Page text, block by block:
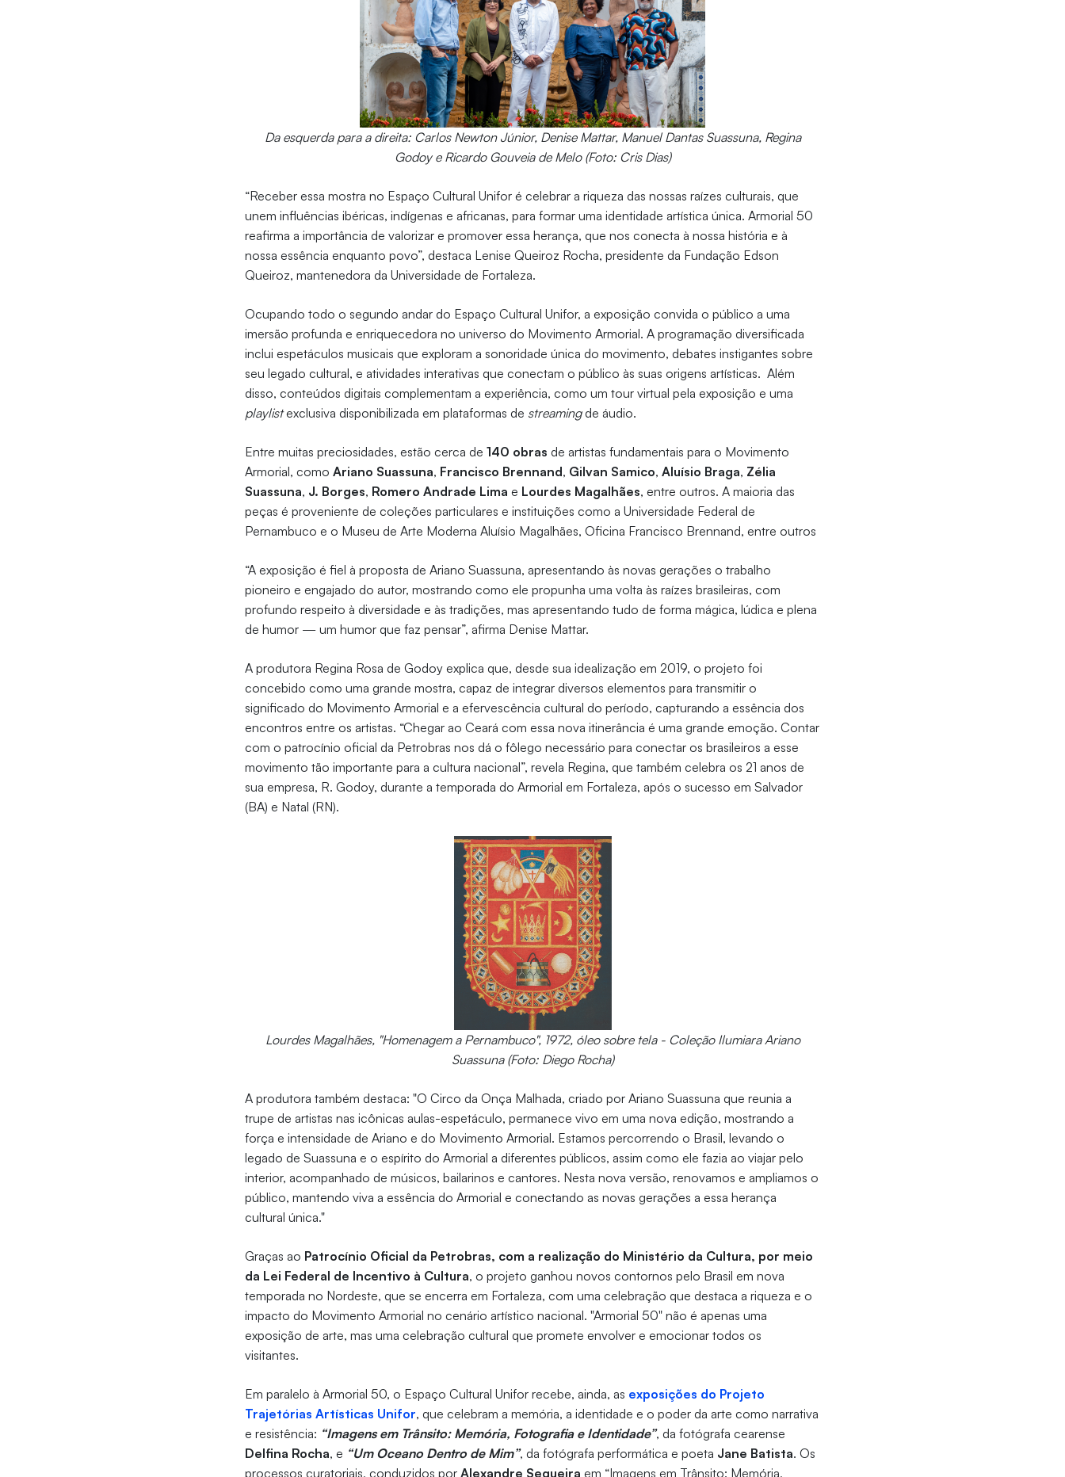
Da esquerda para a direita: Carlos Newton Júnior, Denise Mattar, Manuel Dantas Suassuna, Regina
Godoy e Ricardo Gouveia de Melo (Foto: Cris Dias)
“Receber essa mostra no Espaço Cultural Unifor é celebrar a riqueza das nossas raízes culturais, que
unem influências ibéricas, indígenas e africanas, para formar uma identidade artística única. Armorial 50
reafirma a importância de valorizar e promover essa herança, que nos conecta à nossa história e à
nossa essência enquanto povo”, destaca Lenise Queiroz Rocha, presidente da Fundação Edson
Queiroz, mantenedora da Universidade de Fortaleza.
Ocupando todo o segundo andar do Espaço Cultural Unifor, a exposição convida o público a uma
imersão profunda e enriquecedora no universo do Movimento Armorial. A programação diversificada
inclui espetáculos musicais que exploram a sonoridade única do movimento, debates instigantes sobre
seu legado cultural, e atividades interativas que conectam o público às suas origens artísticas. Além
disso, conteúdos digitais complementam a experiência, como um tour virtual pela exposição e uma
playlistexclusiva disponibilizada em plataformas de streaming de áudio.
Entre muitas preciosidades, estão cerca de140 obras de artistas fundamentais para o Movimento
Armorial, comoAriano Suassuna, Francisco Brennand, Gilvan Samico,Aluísio Braga, Zélia
Suassuna, J. Borges, Romero Andrade Lima e Lourdes Magalhães, entre outros. A maioria das
peças é proveniente de coleções particulares e instituições como a Universidade Federal de
Pernambuco e o Museu de Arte Moderna Aluísio Magalhães, Oficina Francisco Brennand, entre outros
“A exposição é fiel à proposta de Ariano Suassuna, apresentando às novas gerações o trabalho
pioneiro e engajado do autor, mostrando como ele propunha uma volta às raízes brasileiras, com
profundo respeito à diversidade e às tradições, mas apresentando tudo de forma mágica, lúdica e plena
de humor — um humor que faz pensar”, afirma Denise Mattar.
A produtora Regina Rosa de Godoy explica que, desde sua idealização em 2019, o projeto foi
concebido como uma grande mostra, capaz de integrar diversos elementos para transmitir o
significado do Movimento Armorial e a efervescência cultural do período, capturando a essência dos
encontros entre os artistas. “Chegar ao Ceará com essa nova itinerância é uma grande emoção. Contar
com o patrocínio oficial da Petrobras nos dá o fôlego necessário para conectar os brasileiros a esse
movimento tão importante para a cultura nacional”, revela Regina, que também celebra os 21 anos de
sua empresa, R. Godoy, durante a temporada do Armorial em Fortaleza, após o sucesso em Salvador
(BA) e Natal (RN).
Lourdes Magalhães, "Homenagem a Pernambuco", 1972, óleo sobre tela - Coleção Ilumiara Ariano
Suassuna (Foto: Diego Rocha)
A produtora também destaca: "O Circo da Onça Malhada, criado por Ariano Suassuna que reunia a
trupe de artistas nas icônicas aulas-espetáculo, permanece vivo em uma nova edição, mostrando a
força e intensidade de Ariano e do Movimento Armorial. Estamos percorrendo o Brasil, levando o
legado de Suassuna e o espírito do Armorial a diferentes públicos, assim como ele fazia ao viajar pelo
interior, acompanhado de músicos, bailarinos e cantores. Nesta nova versão, renovamos e ampliamos o
público, mantendo viva a essência do Armorial e conectando as novas gerações a essa herança
cultural única."
Graças ao Patrocínio Oficial da Petrobras, com a realização do Ministério da Cultura, por meio
da Lei Federal de Incentivo à Cultura, o projeto ganhou novos contornos pelo Brasil em nova
temporada no Nordeste, que se encerra em Fortaleza, com uma celebração que destaca a riqueza e o
impacto do Movimento Armorial no cenário artístico nacional. "Armorial 50" não é apenas uma
exposição de arte, mas uma celebração cultural que promete envolver e emocionar todos os
visitantes.
Em paralelo à Armorial 50, o Espaço Cultural Unifor recebe, ainda, as exposições do Projeto
Trajetórias Artísticas Unifor, que celebram a memória, a identidade e o poder da arte como narrativa
e resistência: “Imagens em Trânsito: Memória, Fotografia e Identidade”, da fotógrafa cearense
Delfina Rocha, e “Um Oceano Dentro de Mim”, da fotógrafa performática e poeta Jane Batista. Os
processos curatoriais, conduzidos porAlexandre Sequeira em “Imagens em Trânsito: Memória,